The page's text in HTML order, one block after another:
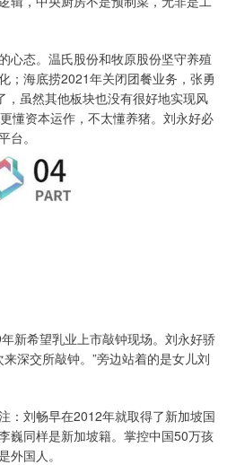
态。温氏股份和牧原股份坚守养殖
；海底捞2021年关闭团餐业务，张勇
，虽然其他板块也没有很好地实现风
懂资本运作，不太懂养猪。刘永好必
。
希望乳业上市敲钟现场。刘永好骄
深交所敲钟。”旁边站着的是女儿刘
刘畅早在2012年就取得了新加坡国
巍同样是新加坡籍。掌控中国50万孩
国人。